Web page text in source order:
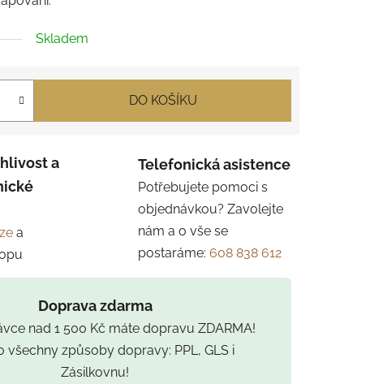
Skladem
DO KOŠÍKU
a
a
Telefonická asistence
Potřebujete pomoci s
objednávkou? Zavolejte
nám a o vše se
postaráme: 608 838 612
Doprava zdarma
nad 1 500 Kč máte dopravu ZDARMA!
všechny způsoby dopravy: PPL, GLS i
Zásilkovnu!